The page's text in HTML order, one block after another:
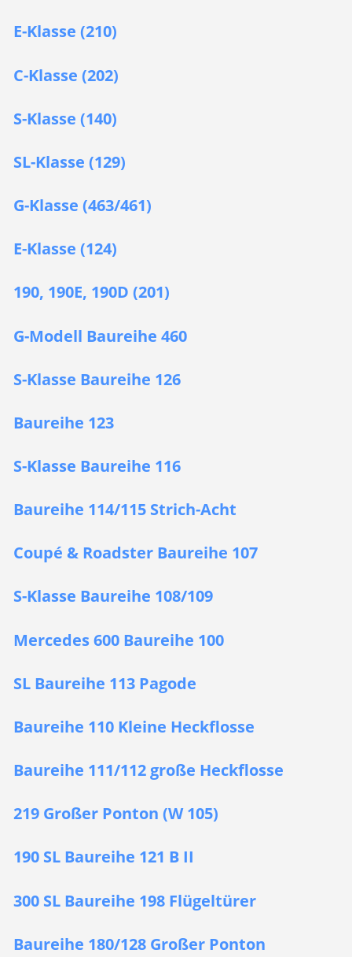
E-Klasse (210)
C-Klasse (202)
S-Klasse (140)
SL-Klasse (129)
G-Klasse (463/461)
E-Klasse (124)
190, 190E, 190D (201)
G-Modell Baureihe 460
S-Klasse Baureihe 126
Baureihe 123
S-Klasse Baureihe 116
Baureihe 114/115 Strich-Acht
Coupé & Roadster Baureihe 107
S-Klasse Baureihe 108/109
Mercedes 600 Baureihe 100
SL Baureihe 113 Pagode
Baureihe 110 Kleine Heckflosse
Baureihe 111/112 große Heckflosse
219 Großer Ponton (W 105)
190 SL Baureihe 121 B II
300 SL Baureihe 198 Flügeltürer
Baureihe 180/128 Großer Ponton